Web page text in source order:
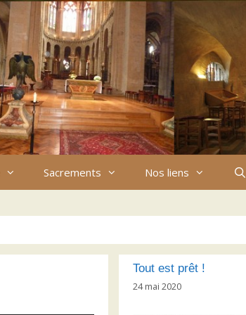
Sacrements
Nos liens
Tout est prêt !
24 mai 2020